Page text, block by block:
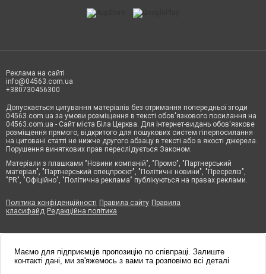
Реклама на сайті
info@04563.com.ua
+380730456300
Допускається цитування матеріалів без отримання попередньої згоди
04563.com.ua за умови розміщення в тексті обов'язкового посилання на
04563.com.ua - Сайт міста Біла Церква. Для інтернет-видань обов'язкове
розміщення прямого, відкритого для пошукових систем гіперпосилання
на цитовані статті не нижче другого абзацу в тексті або в якості джерела.
Порушення виняткових прав переслідується Законом.
Матеріали з плашками "Новини компаній", "Промо", "Партнерський
матеріал", "Партнерський спецпроєкт", "Політичні новини", "Пресреліз",
"PR", "Офіційно", "Політична реклама" публікуються на правах реклами.
Політика конфіденційності Правила сайту Правила
класифайд Редакційна політика
Маємо для підприємців пропозицію по співпраці. Залиште
контакті дані, ми зв'яжемось з вами та розповімо всі деталі